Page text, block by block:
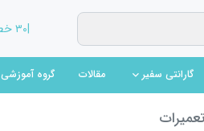
|۳۰ خط|
گارانتی سفیر(current) مقالات گروه آموزشی